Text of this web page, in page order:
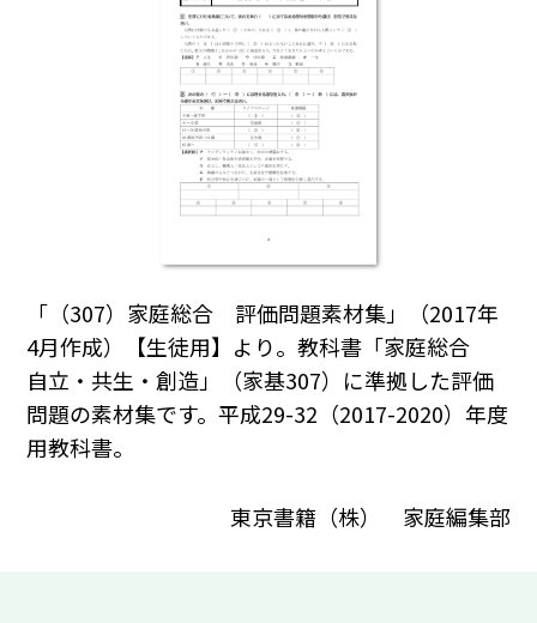
「（307）家庭総合 評価問題素材集」（2017年
4月作成）【生徒用】より。教科書「家庭総合
自立・共生・創造」（家基307）に準拠した評価
問題の素材集です。平成29-32（2017-2020）年度
用教科書。
東京書籍（株） 家庭編集部